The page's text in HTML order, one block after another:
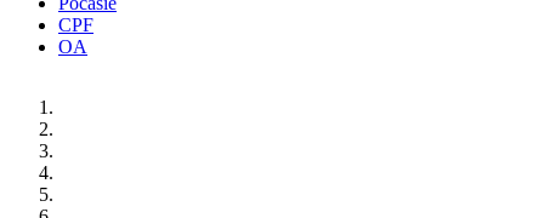
CPF
OA